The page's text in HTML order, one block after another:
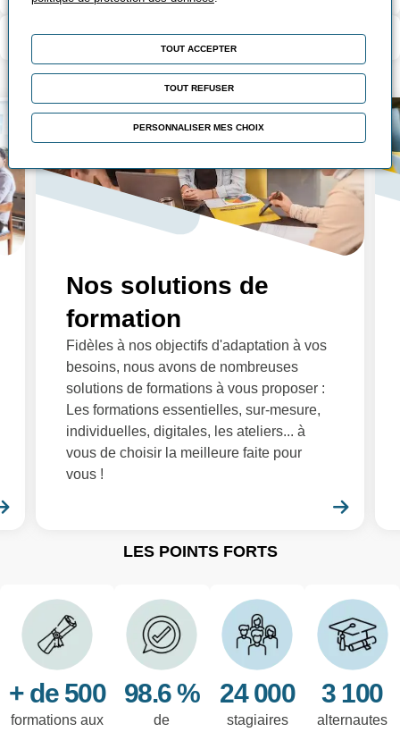
Modalité d’évaluation
Nos solutions de
formation
Fidèles à nos objectifs d'adaptation à vos
besoins, nous avons de nombreuses
solutions de formations à vous proposer :
Les formations essentielles, sur-mesure,
individuelles, digitales, les ateliers... à
vous de choisir la meilleure faite pour
vous !
LES POINTS FORTS
+ de 500
formations aux
98.6 %
de
24 000
stagiaires
3 100
alternautes
TOUT ACCEPTER
TOUT REFUSER
PERSONNALISER MES CHOIX